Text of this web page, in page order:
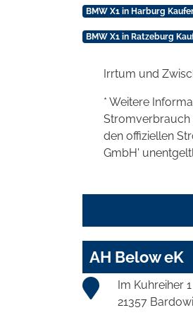
BMW X1 in Harburg
BMW X1 in Ratzeburg
Irrtum und
* Weitere
Stromverbrauch
den offiziellen
GmbH'
AH Below eK
Im Kuhreiher 1
21357